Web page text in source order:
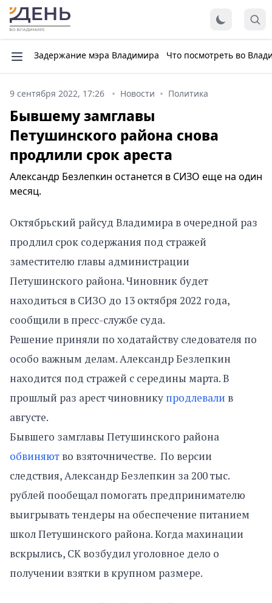
Задержание мэра Владимира Что посмотреть во
9 сентября 2022, 17:26 Новости Политика
Бывшему замглавы
Петушинского района снова
продлили срок ареста
Александр Безлепкин останется в СИЗО еще на один
месяц.
Октябрьский райсуд Владимира в очередной раз
продлил срок содержания под стражей
заместителю главы администрации
Петушинского района. Чиновник будет
находиться в СИЗО до 13 октября 2022 года,
сообщили в пресс-службе суда.
Решение приняли по ходатайству следователя по
особо важным делам. Александр Безлепкин
находится под стражей с середины марта. В
прошлый раз арест чиновнику продлевали в
августе.
Бывшего замглавы Петушинского района
обвиняют во взяточничестве. По версии
следствия, Александр Безлепкин за 200 тыс.
рублей пообещал помогать предпринимателю
выигрывать тендеры на обеспечение питанием
школ Петушинского района. Когда махинации
вскрылись, СК возбудил уголовное дело о
получении взятки в крупном размере.